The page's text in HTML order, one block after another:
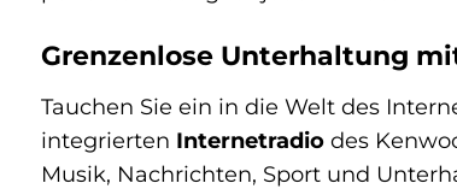
Grenzenlose Unterhaltung
Tauchen Sie ein in die Welt des
integrierten Internetradio des
Musik, Nachrichten, Sport und